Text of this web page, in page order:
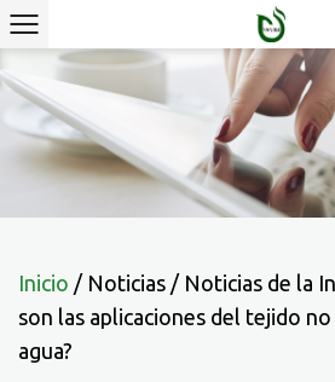
Inicio / Noticias / Noticias de la
son las aplicaciones del tejido
agua?